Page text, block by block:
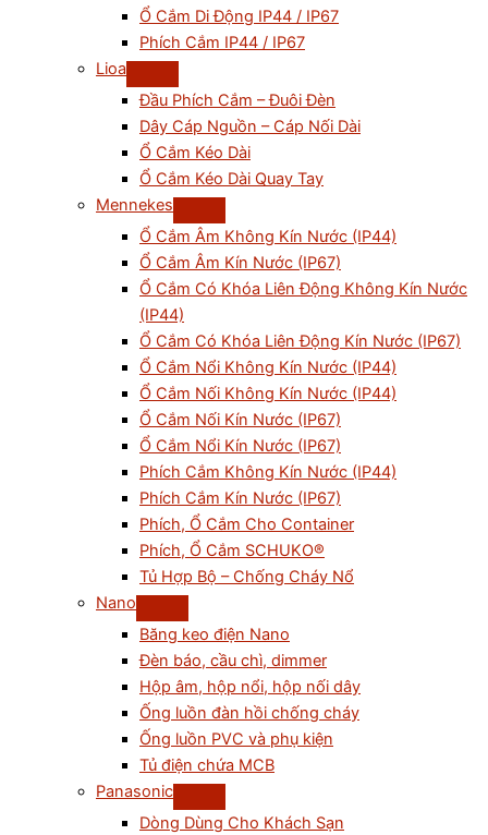
Ổ Cắm Di Động IP44 / IP67
Phích Cắm IP44 / IP67
Lioa
Đầu Phích Cắm – Đuôi Đèn
Dây Cáp Nguồn – Cáp Nối Dài
Ổ Cắm Kéo Dài
Ổ Cắm Kéo Dài Quay Tay
Mennekes
Ổ Cắm Âm Không Kín Nước (IP44)
Ổ Cắm Âm Kín Nước (IP67)
Ổ Cắm Có Khóa Liên Động Không Kín Nước
(IP44)
Ổ Cắm Có Khóa Liên Động Kín Nước (IP67)
Ổ Cắm Nổi Không Kín Nước (IP44)
Ổ Cắm Nối Không Kín Nước (IP44)
Ổ Cắm Nối Kín Nước (IP67)
Ổ Cắm Nổi Kín Nước (IP67)
Phích Cắm Không Kín Nước (IP44)
Phích Cắm Kín Nước (IP67)
Phích, Ổ Cắm Cho Container
Phích, Ổ Cắm SCHUKO®
Tủ Hợp Bộ – Chống Cháy Nổ
Nano
Băng keo điện Nano
Đèn báo, cầu chì, dimmer
Hộp âm, hộp nổi, hộp nối dây
Ống luồn đàn hồi chống cháy
Ống luồn PVC và phụ kiện
Tủ điện chứa MCB
Panasonic
Dòng Dùng Cho Khách Sạn